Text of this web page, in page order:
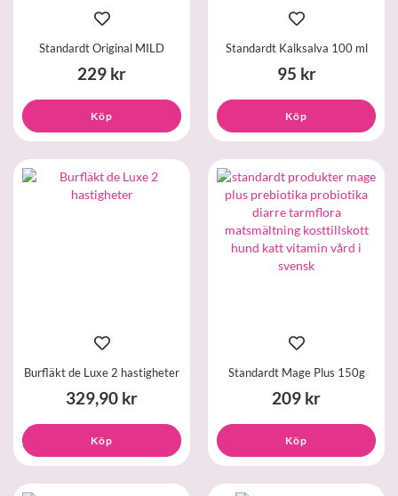
Standardt Original MILD
229 kr
Köp
Standardt Kalksalva 100 ml
95 kr
Köp
Burfläkt de Luxe 2 hastigheter
329,90 kr
Köp
Standardt Mage Plus 150g
209 kr
Köp